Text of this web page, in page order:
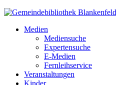
Medien
Mediensuche
Expertensuche
E-Medien
Fernleihservice
Veranstaltungen
Kinder